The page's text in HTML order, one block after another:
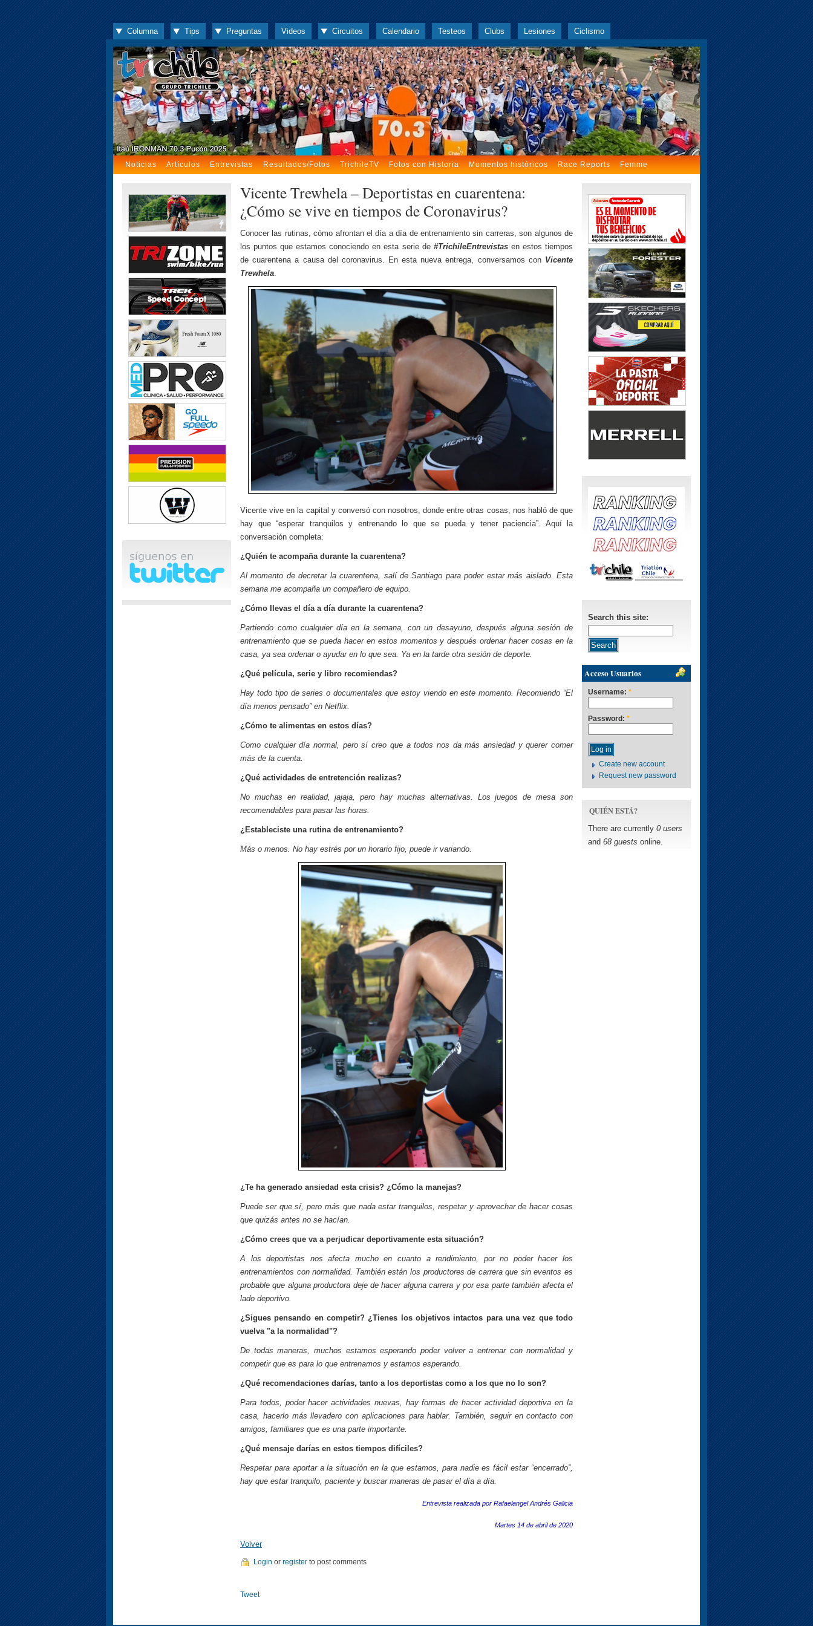
Columna Tips Preguntas Videos Circuitos Calendario Testeos Clubs Lesiones Ciclismo
Noticias Artículos Entrevistas Resultados/Fotos TrichileTV Fotos con Historia Momentos históricos Race Reports Femme
Vicente Trewhela – Deportistas en cuarentena:
¿Cómo se vive en tiempos de Coronavirus?
Conocer las rutinas, cómo afrontan el día a día de entrenamiento sin carreras, son algunos de
los puntos que estamos conociendo en esta serie de #TrichileEntrevistasen estos tiempos
de cuarentena a causa del coronavirus. En esta nueva entrega, conversamos con Vicente
Trewhela.
Vicente vive en la capital y conversó con nosotros, donde entre otras cosas, nos habló de que
hay que “esperar tranquilos y entrenando lo que se pueda y tener paciencia”. Aquí la
conversación completa:
¿Quién te acompaña durante la cuarentena?
Al momento de decretar la cuarentena, salí de Santiago para poder estar más aislado. Esta
semana me acompaña un compañero de equipo.
¿Cómo llevas el día a día durante la cuarentena?
Partiendo como cualquier día en la semana, con un desayuno, después alguna sesión de
entrenamiento que se pueda hacer en estos momentos y después ordenar hacer cosas en la
casa, ya sea ordenar o ayudar en lo que sea. Ya en la tarde otra sesión de deporte.
¿Qué película, serie y libro recomiendas?
Hay todo tipo de series o documentales que estoy viendo en este momento. Recomiendo “El
día menos pensado” en Netflix.
¿Cómo te alimentas en estos días?
Como cualquier día normal, pero sí creo que a todos nos da más ansiedad y querer comer
más de la cuenta.
¿Qué actividades de entretención realizas?
No muchas en realidad, jajaja, pero hay muchas alternativas. Los juegos de mesa son
recomendables para pasar las horas.
¿Estableciste una rutina de entrenamiento?
Más o menos. No hay estrés por un horario fijo, puede ir variando.
¿Te ha generado ansiedad esta crisis? ¿Cómo la manejas?
Puede ser que sí, pero más que nada estar tranquilos, respetar y aprovechar de hacer cosas
que quizás antes no se hacían.
¿Cómo crees que va a perjudicar deportivamente esta situación?
A los deportistas nos afecta mucho en cuanto a rendimiento, por no poder hacer los
entrenamientos con normalidad. También están los productores de carrera que sin eventos es
probable que alguna productora deje de hacer alguna carrera y por esa parte también afecta el
lado deportivo.
¿Sigues pensando en competir? ¿Tienes los objetivos intactos para una vez que todo
vuelva "a la normalidad"?
De todas maneras, muchos estamos esperando poder volver a entrenar con normalidad y
competir que es para lo que entrenamos y estamos esperando.
¿Qué recomendaciones darías, tanto a los deportistas como a los que no lo son?
Para todos, poder hacer actividades nuevas, hay formas de hacer actividad deportiva en la
casa, hacerlo más llevadero con aplicaciones para hablar. También, seguir en contacto con
amigos, familiares que es una parte importante.
¿Qué mensaje darías en estos tiempos difíciles?
Respetar para aportar a la situación en la que estamos, para nadie es fácil estar “encerrado”,
hay que estar tranquilo, paciente y buscar maneras de pasar el día a día.
Entrevista realizada por Rafaelangel Andrés Galicia
Martes 14 de abril de 2020
Volver
Login or register to post comments
Tweet
Search this site:
Acceso Usuarios
Username: *
Password: *
Create new account
Request new password
QUIÉN ESTÁ?
There are currently 0 users
and 68 guests online.